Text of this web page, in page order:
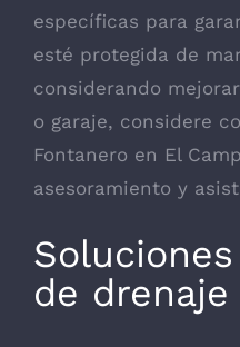
específicas para
esté protegida de
considerando
o garaje, considere
Fontanero en El
asesoramiento y
de drenaje